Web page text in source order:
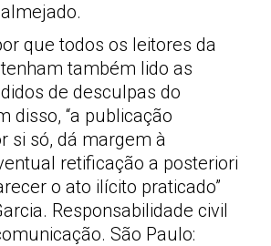
que todos os leitores da
também lido as
de desculpas do
disso, “a publicação
si só, dá margem à
retificação a posteriori
o ato ilícito praticado”
Responsabilidade civil
São Paulo: